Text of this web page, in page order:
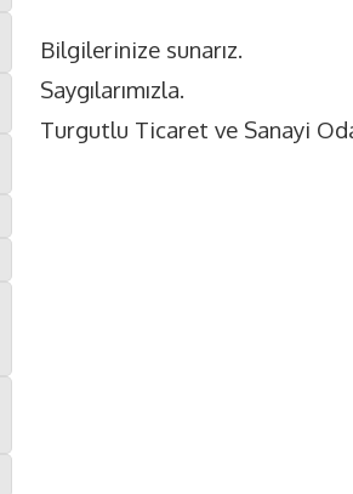
Bilgilerinize sunarız.
Saygılarımızla.
Turgutlu Ticaret ve Sanayi